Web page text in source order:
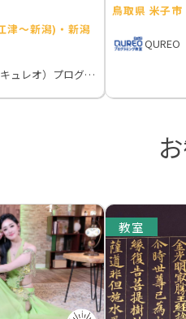
津～新潟)・新潟
QUREO（キュレオ）プログラミング教室
鳥取県 米子市
教室